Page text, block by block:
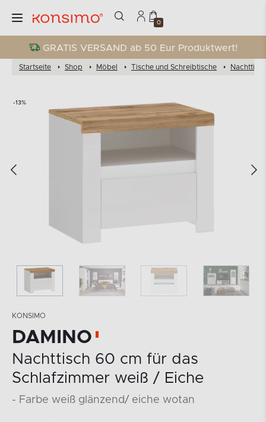
0
GRATIS VERSAND ab 50 Eur Produktwert!
Startseite Shop Möbel Tische und Schreibtische
-13%
KONSIMO
DAMINO
Nachttisch 60 cm für das
Schlafzimmer weiß / Eiche
- Farbe weiß glänzend/ eiche wotan